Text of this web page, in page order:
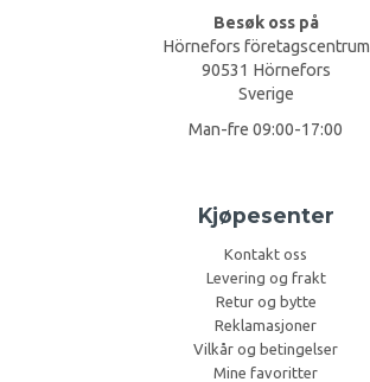
Besøk oss på
Hörnefors företagscentrum
90531 Hörnefors
Sverige
Man-fre 09:00-17:00
Kjøpesenter
Kontakt oss
Levering og frakt
Retur og bytte
Reklamasjoner
Vilkår og betingelser
Mine favoritter